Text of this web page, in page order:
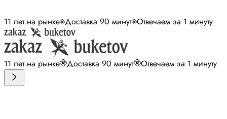
11 лет на рынке Доставка 90 минут Отвечаем за 1 минуту
11 лет на рынке Доставка 90 минут Отвечаем за 1 минуту